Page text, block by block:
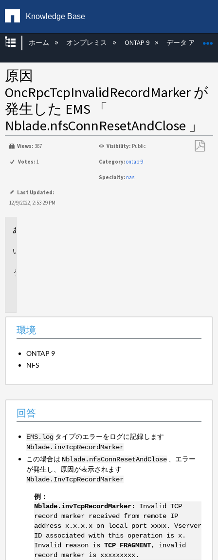
Knowledge Base
グローバル階層を展開/折りたたむ
ホーム オンプレミス ONTAP 9 データ アクセス
原因
OncRpcTcpInvalidRecordMarker が
発生した EMS 「
Nblade.nfsConnResetAndClose 」
Views: 367 Visibility: Public
Votes: 1 Category:ontap-9
Specialty: nas
Last Updated:
12/9/2022, 2:53:29 PM
環境
ONTAP 9
NFS
回答
EMS.log タイプのエラーをログに記録します
Nblade.invTcpRecordMarker
この場合は Nblade.nfsConnResetAndClose 、エラー
が発生し、原因が表示されます
Nblade.InvTcpRecordMarker
例：
Nblade.invTcpRecordMarker: Invalid TCP
record marker received from remote IP
address x.x.x.x on local port xxxx. Vserver
ID associated with this operation is x.
Invalid reason is TCP_FRAGMENT, invalid
record marker is xxxxxxxxx.